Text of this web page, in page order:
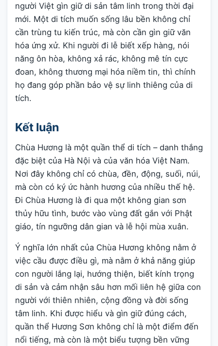
người Việt gìn giữ di sản tâm linh trong thời đại
mới. Một di tích muốn sống lâu bền không chỉ
cần trùng tu kiến trúc, mà còn cần gìn giữ văn
hóa ứng xử. Khi người đi lễ biết xếp hàng, nói
năng ôn hòa, không xả rác, không mê tín cực
đoan, không thương mại hóa niềm tin, thì chính
họ đang góp phần bảo vệ sự linh thiêng của di
tích.
Kết luận
Chùa Hương là một quần thể di tích – danh thắng
đặc biệt của Hà Nội và của văn hóa Việt Nam.
Nơi đây không chỉ có chùa, đền, động, suối, núi,
mà còn có ký ức hành hương của nhiều thế hệ.
Đi Chùa Hương là đi qua một không gian sơn
thủy hữu tình, bước vào vùng đất gắn với Phật
giáo, tín ngưỡng dân gian và lễ hội mùa xuân.
Ý nghĩa lớn nhất của Chùa Hương không nằm ở
việc cầu được điều gì, mà nằm ở khả năng giúp
con người lắng lại, hướng thiện, biết kính trọng
di sản và cảm nhận sâu hơn mối liên hệ giữa con
người với thiên nhiên, cộng đồng và đời sống
tâm linh. Khi được hiểu và gìn giữ đúng cách,
quần thể Hương Sơn không chỉ là một điểm đến
nổi tiếng, mà còn là một biểu tượng bền vững